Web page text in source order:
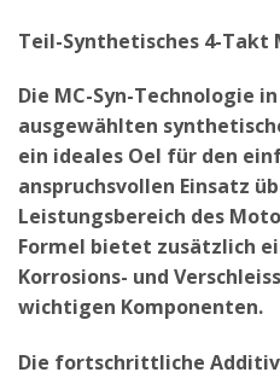
Teil-Synthetisches 4-Takt
Die MC-Syn-Technologie
ausgewählten
ein ideales Oel für den
anspruchsvollen Einsatz
Leistungsbereich des
Formel bietet zusätzlich
Korrosions- und
wichtigen Komponenten.
Die fortschrittliche